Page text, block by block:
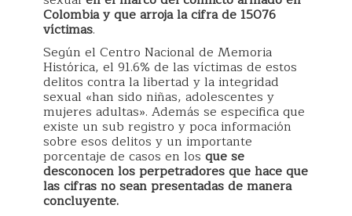
Colombia y que arroja la cifra de 15076
víctimas.
Según el Centro Nacional de Memoria
Histórica, el 91.6% de las víctimas de estos
delitos contra la libertad y la integridad
sexual «han sido niñas, adolescentes y
mujeres adultas». Además se especifica que
existe un sub registro y poca información
sobre esos delitos y un importante
porcentaje de casos en los que se
desconocen los perpetradores que hace que
las cifras no sean presentadas de manera
concluyente.